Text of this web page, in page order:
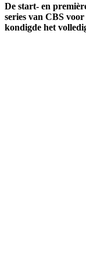
De start- en
series van CBS
kondigde het